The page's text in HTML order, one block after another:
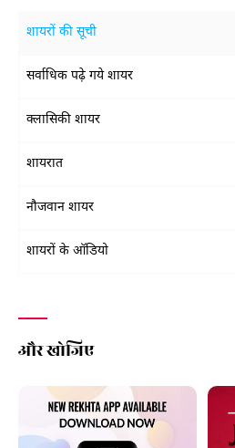
शायरों की सूची
सर्वाधिक पढ़े गये शायर
क्लासिकी शायर
शायरात
नौजवान शायर
शायरों के ऑडियो
और खोजिए